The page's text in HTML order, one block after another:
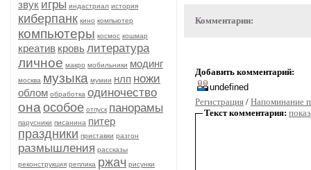
звук игры индастриал история
киберпанк кино компьютер
компьютеры космос кошмар
креатив кровьлитература
личное макро мобильники модинг
москва музыка мумии нлп ножи
облом обработка одиночество
она особое отпуск панорамы
парусники писанина питер
праздники приставки разгон
размышления рассказы
реконструкция реплика ржач рисунки
Комментарии:
Добавить комментарий:
Регистрация / Напоминание
Текст комментария: